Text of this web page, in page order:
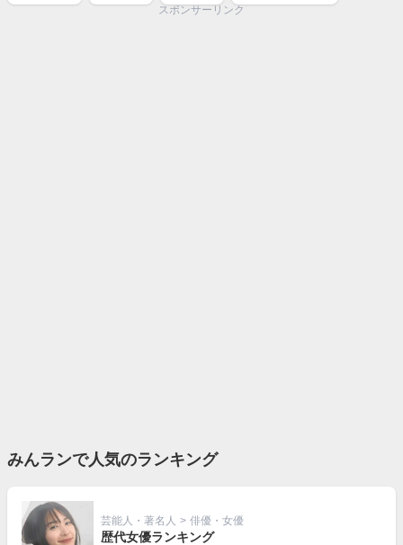
スポンサーリンク
みんランで人気のランキング
芸能人・著名人 > 俳優・女優
歴代女優ランキング